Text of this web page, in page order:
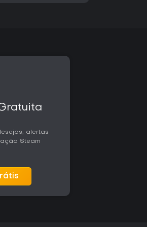
atenção e
com etapas
de cada veículo.
manobras radicais,
baseada
e temas mais leves,
O editor de níveis
embora alguns
horas. A versão para
a
alertas
Steam